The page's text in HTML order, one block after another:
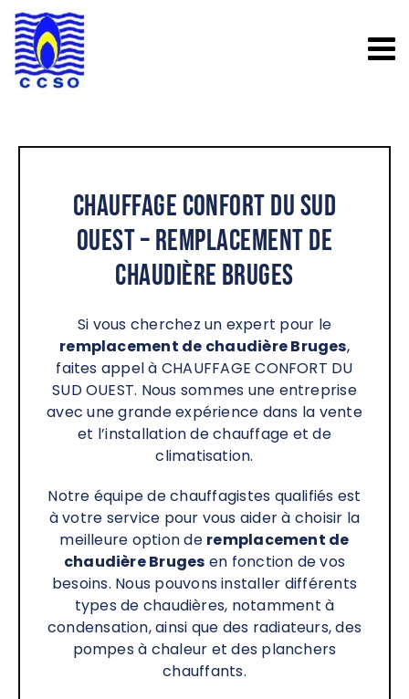
Passer
au
contenu
Chauffage Confort du Sud
Ouest – Remplacement de
chaudière Bruges
Si vous cherchez un expert pour le
remplacement de chaudière Bruges,
faites appel à CHAUFFAGE CONFORT DU
SUD OUEST. Nous sommes une entreprise
avec une grande expérience dans la vente
et l’installation de chauffage et de
climatisation.
Notre équipe de chauffagistes qualifiés est
à votre service pour vous aider à choisir la
meilleure option de remplacement de
chaudièreBruges en fonction de vos
besoins. Nous pouvons installer différents
types de chaudières, notamment à
condensation, ainsi que des radiateurs, des
pompes à chaleur et des planchers
chauffants.